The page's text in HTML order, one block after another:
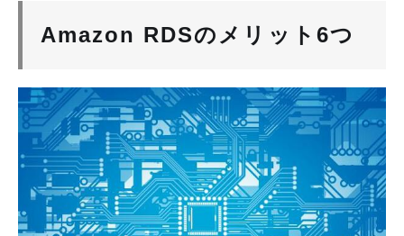
Amazon RDSのメリット6つ